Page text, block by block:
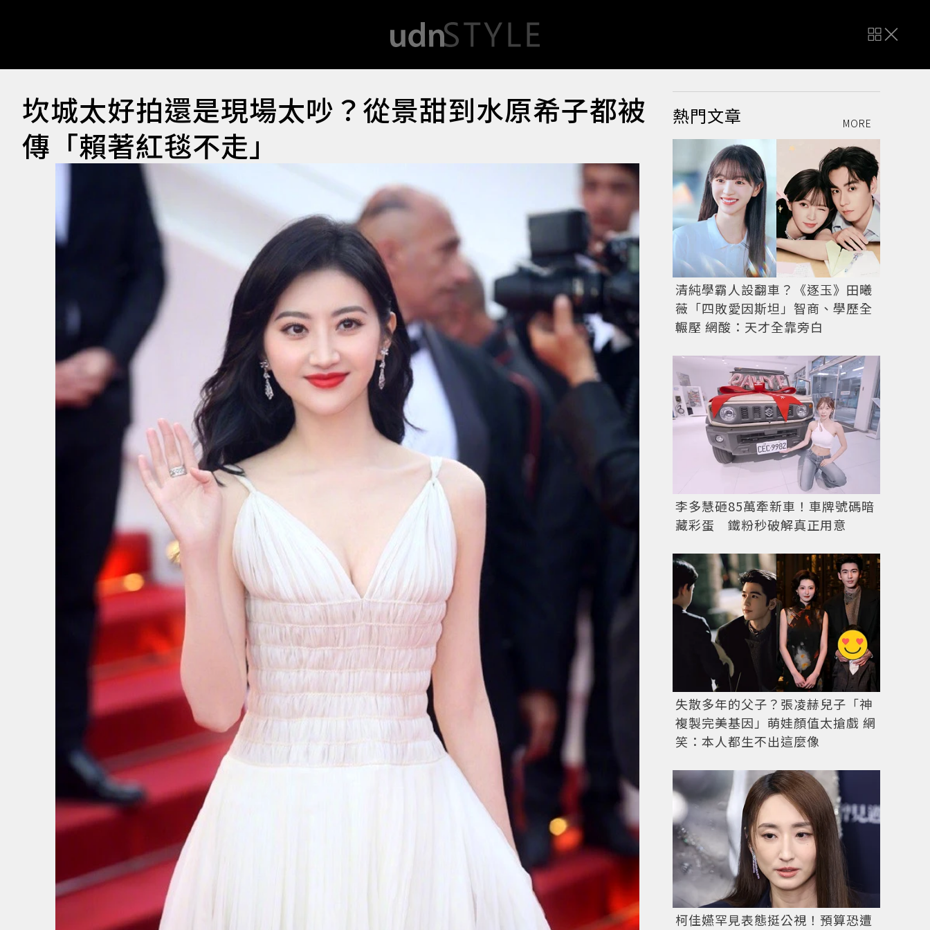
坎城太好拍還是現場太吵？從景甜到水原希子都被
傳「賴著紅毯不走」
熱門文章 MORE
清純學霸人設翻車？《逐玉》田曦
薇「四敗愛因斯坦」智商、學歷全
輾壓 網酸：天才全靠旁白
李多慧砸85萬牽新車！車牌號碼暗
藏彩蛋 鐵粉秒破解真正用意
失散多年的父子？張凌赫兒子「神
複製完美基因」萌娃顏值太搶戲 網
笑：本人都生不出這麼像
柯佳嬿罕見表態挺公視！預算恐遭